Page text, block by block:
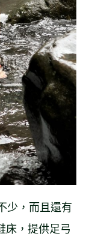
少，而且還有
床，提供足弓